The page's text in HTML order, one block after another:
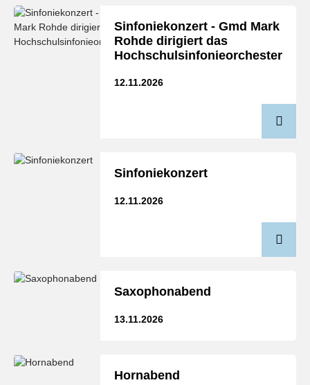
Sinfoniekonzert - Gmd Mark
Rohde dirigiert das
Hochschulsinfonieorchester
12.11.2026
Sinfoniekonzert
12.11.2026
Saxophonabend
13.11.2026
Hornabend